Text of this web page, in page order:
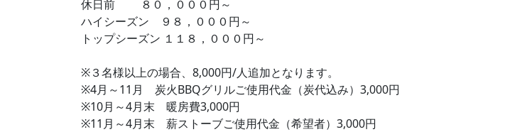
休日前 ８０，０００円～
ハイシーズン ９８，０００円～
トップシーズン １１８，０００円～
※３名様以上の場合、8,000円/人追加となります。
※4月～11月 炭火BBQグリルご使用代金（炭代込み）3,000円
※10月～4月末 暖房費3,000円
※11月～4月末 薪ストーブご使用代金（希望者）3,000円